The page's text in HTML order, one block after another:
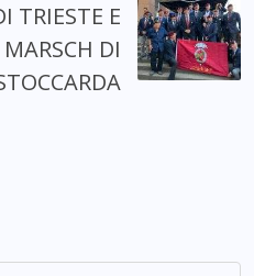
TRIESTE E
DI